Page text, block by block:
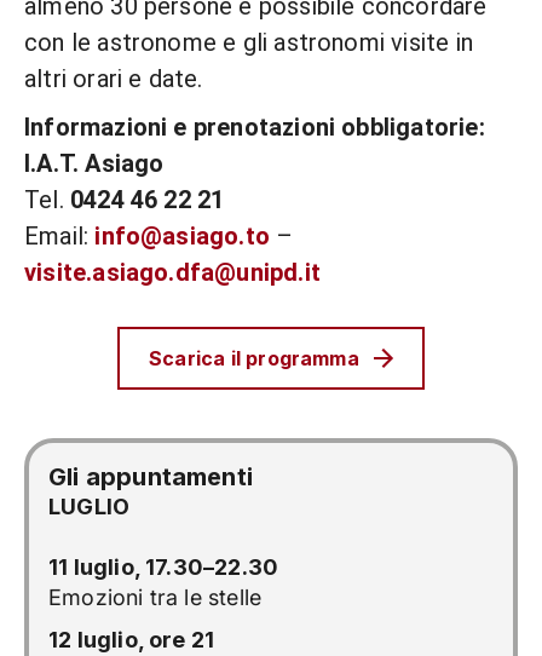
almeno 30 persone è possibile concordare
con le astronome e gli astronomi visite in
altri orari e date.
Informazioni e prenotazioni obbligatorie:
I.A.T. Asiago
Tel. 0424 46 22 21
Email: info@asiago.to –
visite.asiago.dfa@unipd.it
Scarica il programma
Gli appuntamenti
LUGLIO
11 luglio, 17.30–22.30
Emozioni tra le stelle
12 luglio, ore 21